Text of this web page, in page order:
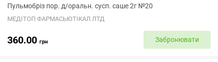
Пульмобріз пор. д/оральн. сусп. саше 2г №20
МЕДІТОП ФАРМАСЬЮТІКАЛ ЛТД
360.00 грн Забронювати